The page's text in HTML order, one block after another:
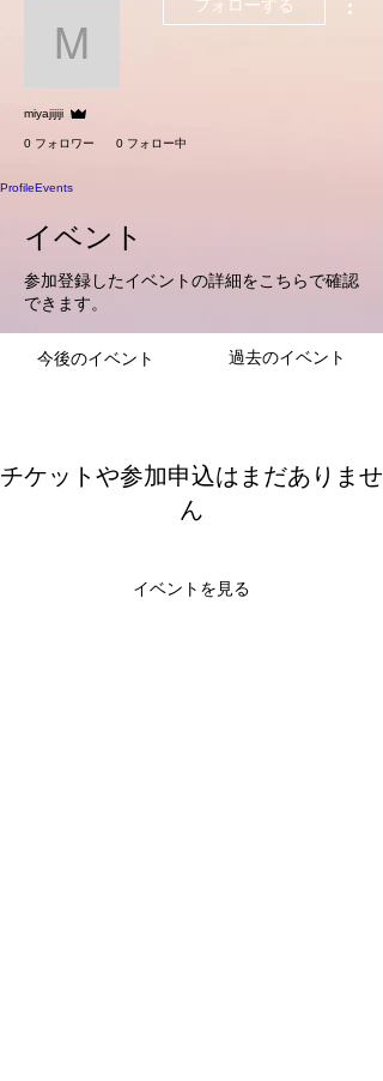
miyajijiji
フォローする
miyajijiji
0 フォロワー 0 フォロー中
ProfileEvents
イベント
参加登録したイベントの詳細をこちらで確認
できます。
今後のイベント 過去のイベント
チケットや参加申込はまだありませ
ん
イベントを見る